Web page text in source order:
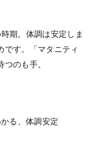
期。体調は安定しま
です。「マタニティ
のも手。
る、体調安定